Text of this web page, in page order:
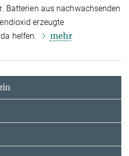
Batterien aus nachwachsenden
erzeugte
helfen.
mehr